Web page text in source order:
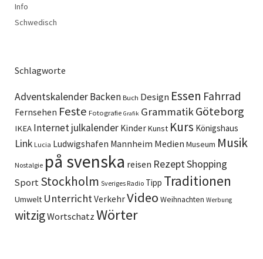
Info
Schwedisch
Schlagworte
AdventskalenderBacken Buch Design Essen Fahrrad
Fernsehen Feste Fotografie Grafik GrammatikGöteborg
IKEA Internetjulkalender KinderKunst Kurs Königshaus
Link Lucia Ludwigshafen Mannheim Medien Museum Musik
Nostalgie på svenska reisen RezeptShopping
Sport Stockholm Sveriges Radio Tipp Traditionen
Umwelt UnterrichtVerkehrVideo Weihnachten Werbung
witzigWortschatz Wörter